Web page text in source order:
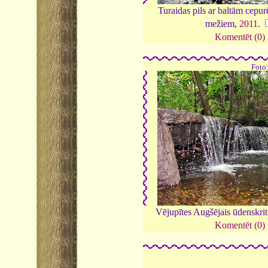
Turaidas pils ar baltām
mežiem, 2011 .
Komentēt (0)
Vējupītes Augšējais
Komentēt (0)